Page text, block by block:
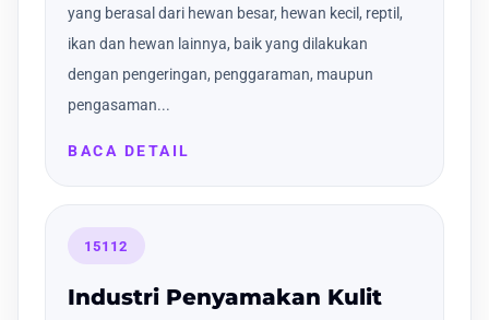
yang berasal dari hewan besar, hewan kecil, reptil,
ikan dan hewan lainnya, baik yang dilakukan
dengan pengeringan, penggaraman, maupun
pengasaman...
BACA DETAIL
15112
Industri Penyamakan Kulit